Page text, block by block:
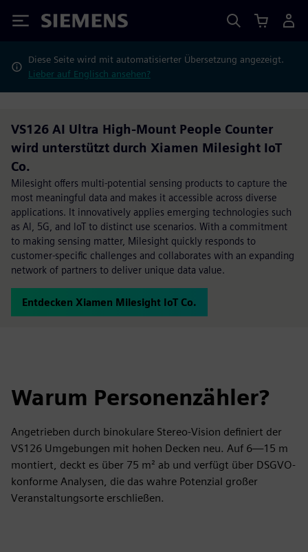
Siemens
Diese Seite wird mit automatisierter Übersetzung angezeigt.
Lieber auf Englisch ansehen?
VS126 AI Ultra High-Mount People Counter
wird unterstützt durch Xiamen Milesight IoT
Co.
Milesight offers multi-potential sensing products to capture the
most meaningful data and makes it accessible across diverse
applications. It innovatively applies emerging technologies such
as Al, 5G, and loT to distinct use scenarios. With a commitment
to making sensing matter, Milesight quickly responds to
customer-specific challenges and collaborates with an expanding
network of partners to deliver unique data value.
Entdecken Xiamen Milesight IoT Co.
Warum Personenzähler?
Angetrieben durch binokulare Stereo-Vision definiert der
VS126 Umgebungen mit hohen Decken neu. Auf 6—15 m
montiert, deckt es über 75 m² ab und verfügt über DSGVO-
konforme Analysen, die das wahre Potenzial großer
Veranstaltungsorte erschließen.